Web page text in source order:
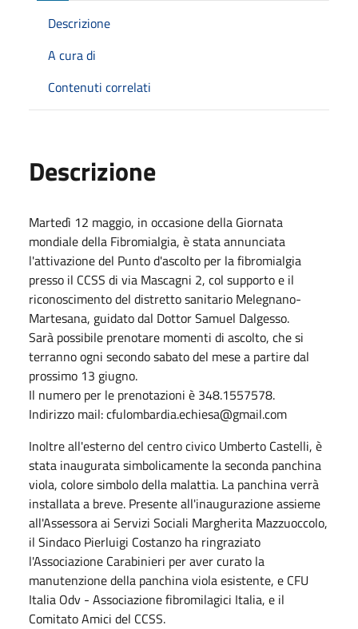
Descrizione
A cura di
Contenuti correlati
Descrizione
Martedì 12 maggio, in occasione della Giornata
mondiale della Fibromialgia, è stata annunciata
l'attivazione del Punto d'ascolto per la fibromialgia
presso il CCSS di via Mascagni 2, col supporto e il
riconoscimento del distretto sanitario Melegnano-
Martesana, guidato dal Dottor Samuel Dalgesso.
Sarà possibile prenotare momenti di ascolto, che si
terranno ogni secondo sabato del mese a partire dal
prossimo 13 giugno.
Il numero per le prenotazioni è 348.1557578.
Indirizzo mail: cfulombardia.echiesa@gmail.com
Inoltre all'esterno del centro civico Umberto Castelli, è
stata inaugurata simbolicamente la seconda panchina
viola, colore simbolo della malattia. La panchina verrà
installata a breve. Presente all'inaugurazione assieme
all'Assessora ai Servizi Sociali Margherita Mazzuoccolo,
il Sindaco Pierluigi Costanzo ha ringraziato
l'Associazione Carabinieri per aver curato la
manutenzione della panchina viola esistente, e CFU
Italia Odv - Associazione fibromilagici Italia, e il
Comitato Amici del CCSS.